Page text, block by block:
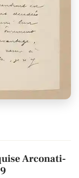
Arconati-